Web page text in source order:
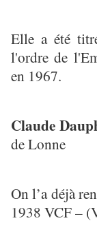
Elle a été
l'ordre de
en 1967.
Claude
de Lonne
On l’a déjà
1938 VCF –